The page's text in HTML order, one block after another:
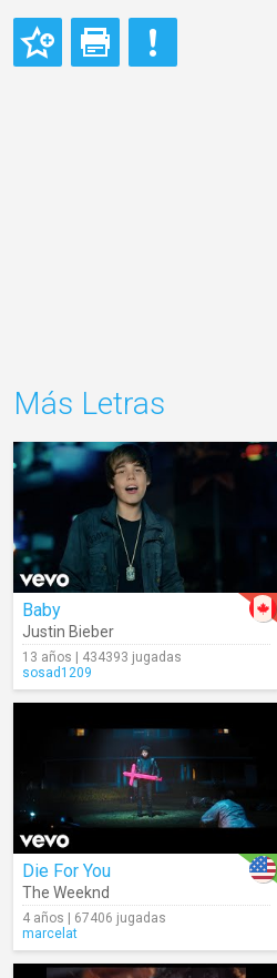
Más Letras
Baby
Justin Bieber
13 años | 434393 jugadas
sosad1209
Die For You
The Weeknd
4 años | 67406 jugadas
marcelat